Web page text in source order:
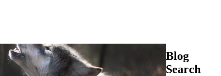
Blog
Search